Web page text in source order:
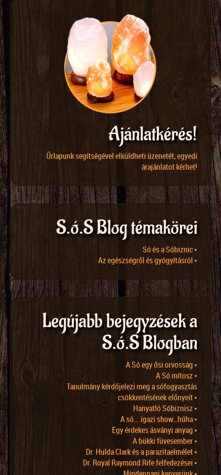
Ajánlatkérés!
Űrlapunk segítségével elküldheti üzenetét, egyedi
árajánlatot kérhet!
S.ó.S Blog témakörei
Só és a Sóbiznic •
Az egészségről és gyógyításról •
Legújabb bejegyzések a
S.ó.S Blogban
A Só egy ősi orvosság •
A Só mítosz •
Tanulmány kérdőjelezi meg a sófogyasztás
csökkentésének előnyeit •
Hanyatló Sóbiznisz •
A só….igazi show…húha •
Egy érdekes ásványi anyag •
A bükki füvesember •
Dr. Hulda Clark és a parazitaelmélet •
Dr. Royal Raymond Rife felfedezései •